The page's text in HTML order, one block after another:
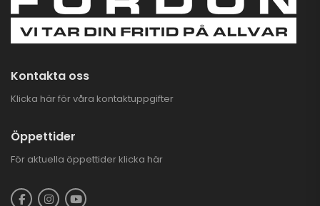
Kontakta oss
Klicka här för våra kontaktuppgifter
Öppettider
För aktuella öppettider klicka här